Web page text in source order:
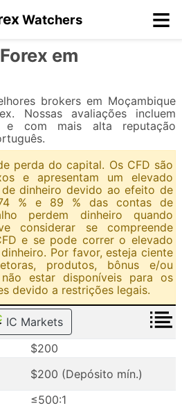
Watchers ≡
em
brokers em Moçambique
Nossas avaliações incluem
e com mais alta reputação
perda do capital. Os CFD são
e apresentam um elevado
dinheiro devido ao efeito de
74 % e 89 % das contas de
perdem dinheiro quando
considerar se compreende
e se pode correr o elevado
Por favor, esteja ciente
produtos, bônus e/ou
estar disponíveis para os
devido a restrições legais.
IC Markets
$200
$200 (Depósito mín.)
≤500:1